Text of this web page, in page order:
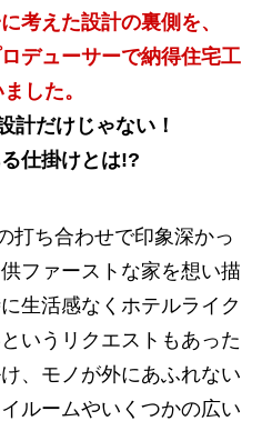
考えた設計の裏側を、
デューサーで納得住宅工
した。
計だけじゃない！
仕掛けとは!?
打ち合わせで印象深かっ
ファーストな家を想い描
生活感なくホテルライク
いうリクエストもあった
、モノが外にあふれない
ルームやいくつかの広い